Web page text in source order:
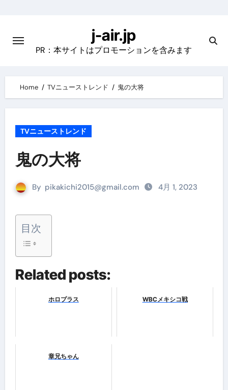
content
j-air.jp
PR：本サイトはプロモーションを含みます
Home TVニューストレンド 鬼の大将
TVニューストレンド
鬼の大将
By pikakichi2015@gmail.com 4月 1, 2023
目次
Related posts:
ホロプラス WBCメキシコ戦
章兄ちゃん